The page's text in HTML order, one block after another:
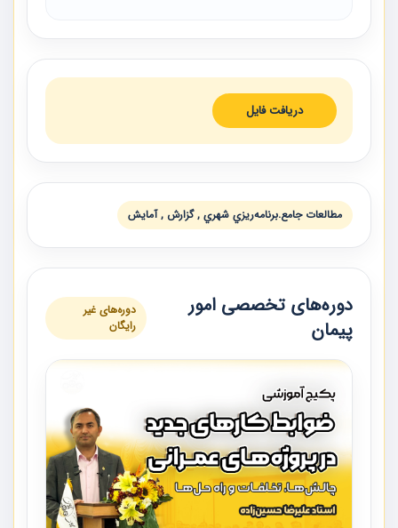
دریافت فایل
مطالعات جامع.برنامه‌ريزي شهري , گزارش , آمايش
دوره‌های تخصصی امور
پیمان
دوره‌های غیر
رایگان